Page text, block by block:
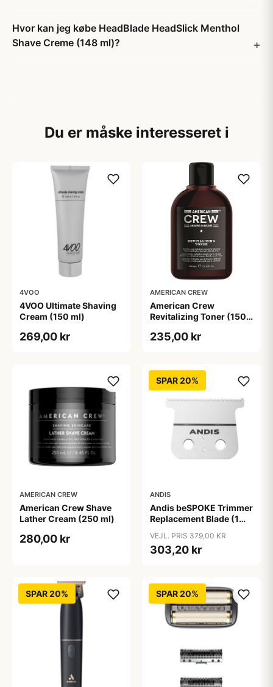
Hvor kan jeg købe HeadBlade HeadSlick Menthol
Shave Creme (148 ml)?
Du er måske interesseret i
4VOO
4VOO Ultimate Shaving
Cream (150 ml)
269,00 kr
AMERICAN CREW
American Crew
Revitalizing Toner (150
235,00 kr
AMERICAN CREW
American Crew Shave
Lather Cream (250 ml)
280,00 kr
SPAR 20%
ANDIS
Andis beSPOKE Trimmer
Replacement Blade (1
VEJL. PRIS 379,00 KR
303,20 kr
SPAR 20% SPAR 20%